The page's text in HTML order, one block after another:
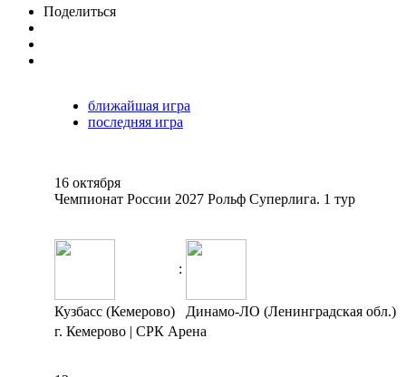
Поделиться
ближайшая игра
последняя игра
16 октября
Чемпионат России 2027 Рольф Суперлига. 1 тур
:
Кузбасс (Кемерово)
Динамо-ЛО (Ленинградская обл.)
г. Кемерово | СРК Арена